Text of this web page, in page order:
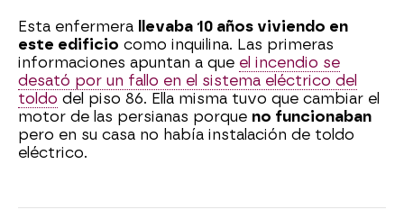
Esta enfermera
llevaba 10 años viviendo en
este edificio como inquilina. Las primeras
informaciones apuntan a que el incendio se
desató por un fallo en el sistema eléctrico del
toldo del piso 86. Ella misma tuvo que cambiar el
motor de las persianas porque no funcionaban
pero en su casa no había instalación de toldo
eléctrico.